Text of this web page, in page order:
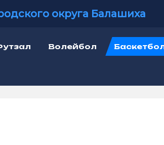
округа Балашиха
Волейбол